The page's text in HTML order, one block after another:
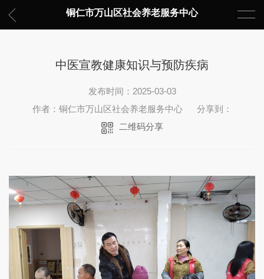
铜仁市万山区社会养老服务中心
中医宣教健康知识与预防疾病
发布时间：2025-03-03
作者：铜仁市万山区社会养老服务中心
分享到：
二维码分享